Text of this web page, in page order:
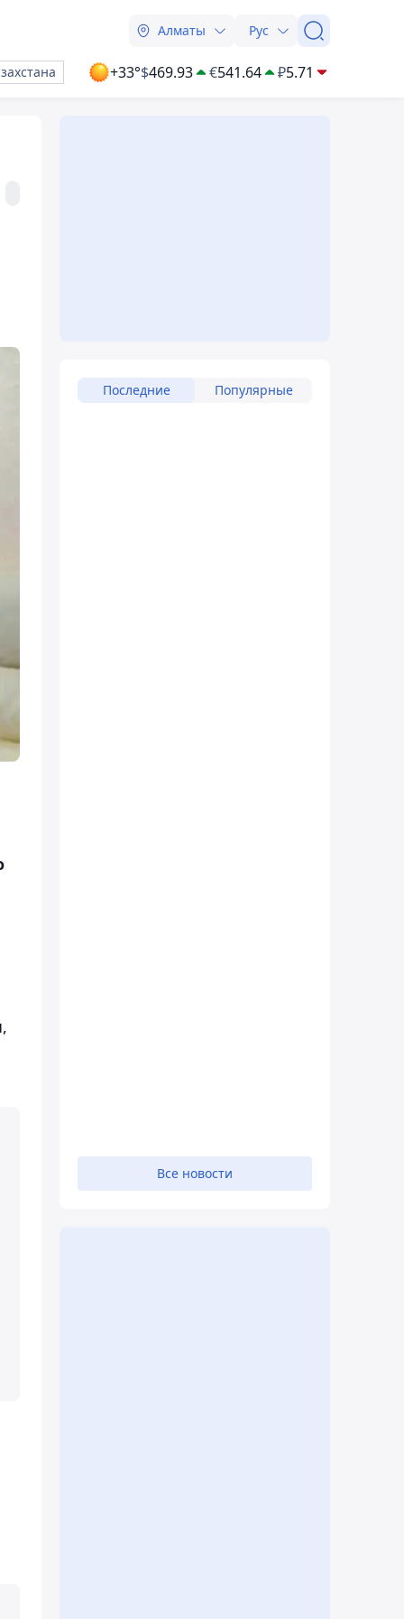
Алматы Рус
+33°$469.93 €541.64 ₽5.71
Последние Популярные
Все новости